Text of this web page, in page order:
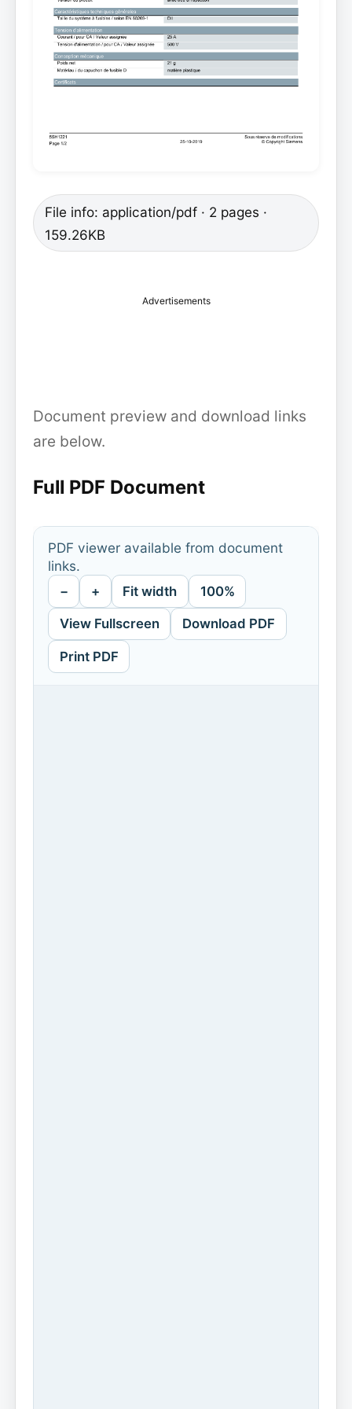
File info: application/pdf · 2 pages ·
159.26KB
Advertisements
Document preview and download links
are below.
Full PDF Document
PDF viewer available from document
links.
− + Fit width 100%
View Fullscreen Download PDF
Print PDF